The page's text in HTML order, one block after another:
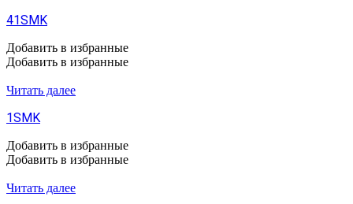
41SMK
Добавить в избранные
Добавить в избранные
Читать далее
1SMK
Добавить в избранные
Добавить в избранные
Читать далее